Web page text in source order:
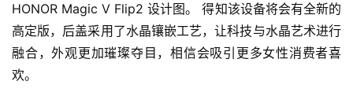
HONOR Magic V Flip2 设计图。 得知该设备将会有全新的
高定版，后盖采用了水晶镶嵌工艺，让科技与水晶艺术进行
融合，外观更加璀璨夺目，相信会吸引更多女性消费者喜
欢。